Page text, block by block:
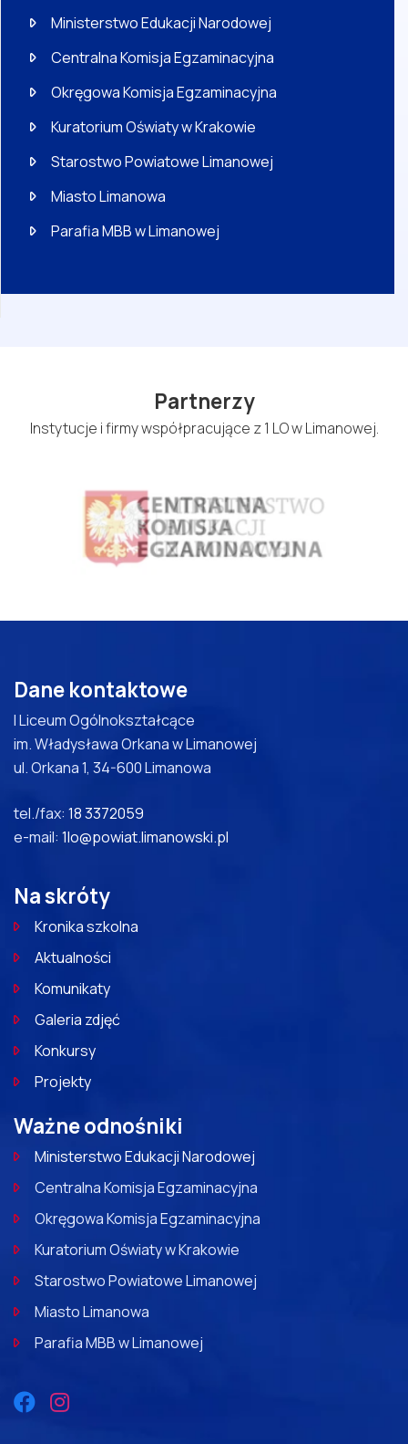
Ministerstwo Edukacji Narodowej
Centralna Komisja Egzaminacyjna
Okręgowa Komisja Egzaminacyjna
Kuratorium Oświaty w Krakowie
Starostwo Powiatowe Limanowej
Miasto Limanowa
Parafia MBB w Limanowej
Partnerzy
Instytucje i firmy współpracujące z 1 LO w Limanowej.
Dane kontaktowe
I Liceum Ogólnokształcące
im. Władysława Orkana w Limanowej
ul. Orkana 1, 34-600 Limanowa
tel./fax: 18 3372059
e-mail: 1lo@powiat.limanowski.pl
Na skróty
Kronika szkolna
Aktualności
Komunikaty
Galeria zdjęć
Konkursy
Projekty
Ważne odnośniki
Ministerstwo Edukacji Narodowej
Centralna Komisja Egzaminacyjna
Okręgowa Komisja Egzaminacyjna
Kuratorium Oświaty w Krakowie
Starostwo Powiatowe Limanowej
Miasto Limanowa
Parafia MBB w Limanowej